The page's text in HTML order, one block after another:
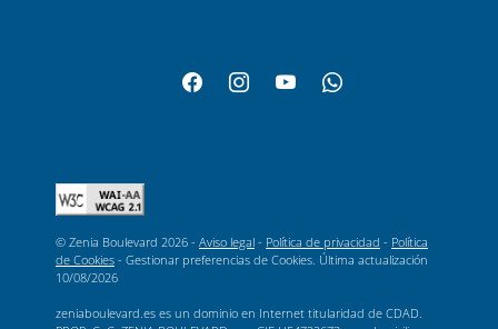
© Zenia Boulevard 2026 - Aviso legal - Política de privacidad - Política
de Cookies - Gestionar preferencias de Cookies . Última actualización
10/08/2026
zeniaboulevard.es es un dominio en Internet titularidad de CDAD.